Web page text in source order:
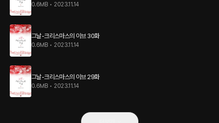
0.6MB • 2023.11.14
그날-크리스마스의 이브 30화
0.6MB • 2023.11.14
그날-크리스마스의 이브 29화
0.6MB • 2023.11.14